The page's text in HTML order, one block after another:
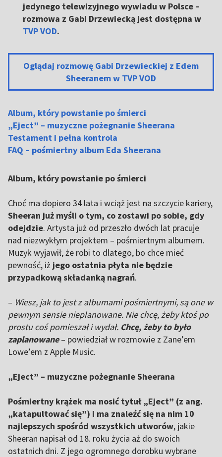
jedynego telewizyjnego wywiadu w Polsce –
rozmowa z Gabi Drzewiecką jest dostępna w
TVP VOD.
Oglądaj rozmowę Gabi Drzewieckiej z Edem
Sheeranem w TVP VOD
Album, który powstanie po śmierci
„Eject” – muzyczne pożegnanie Sheerana
Testament i pełna kontrola
FAQ – pośmiertny album Eda Sheerana
Album, który powstanie po śmierci
Choć ma dopiero 34 lata i wciąż jest na szczycie kariery,
Sheeran już myśli o tym, co zostawi po sobie, gdy
odejdzie. Artysta już od przeszło dwóch lat pracuje
nad niezwykłym projektem – pośmiertnym albumem.
Muzyk wyjawił, że robi to dlatego, bo chce mieć
pewność, iż jego ostatnia płyta nie będzie
przypadkową składanką nagrań.
– Wiesz, jak to jest z albumami pośmiertnymi, są one w
pewnym sensie nieplanowane. Nie chcę, żeby ktoś po
prostu coś pomieszał i wydał. Chcę, żeby to było
zaplanowane – powiedział w rozmowie z Zane’em
Lowe’em z Apple Music.
„Eject” – muzyczne pożegnanie Sheerana
Pośmiertny krążek ma nosić tytuł „Eject” (z ang.
„katapultować się”) i ma znaleźć się na nim 10
najlepszych spośród wszystkich utworów, jakie
Sheeran napisał od 18. roku życia aż do swoich
ostatnich dni. Z jego ogromnego dorobku wybrane